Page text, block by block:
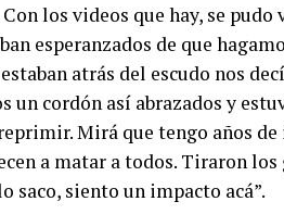
Con los videos que hay, se
esperanzados de que
atrás del escudo nos
un cordón así abrazados y
Mirá que tengo años
a matar a todos. Tiraron los
saco, siento un impacto acá”.